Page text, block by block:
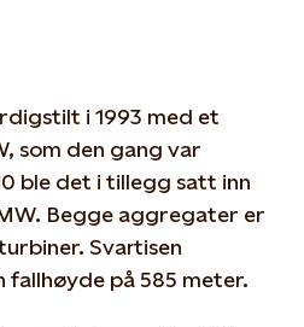
i 1993 med et
som den gang var
ble det i tillegg satt inn
Begge aggregater er
Svartisen
på 585 meter.